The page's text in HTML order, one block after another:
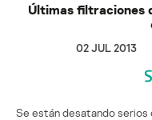
Últimas filtraciones
02 JUL 2013
Se están desatando serios